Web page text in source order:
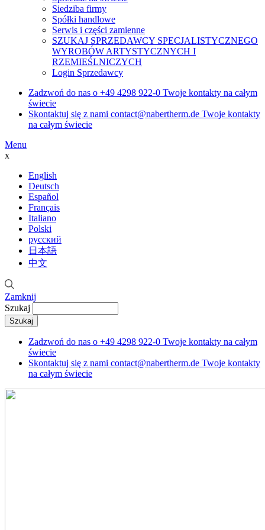
Siedziba firmy
Spółki handlowe
Serwis i części zamienne
SZUKAJ SPRZEDAWCY SPECJALISTYCZNEGO
WYROBÓW ARTYSTYCZNYCH I
RZEMIEŚLNICZYCH
Login Sprzedawcy
Zadzwoń do nas o +49 4298 922-0 Twoje kontakty na całym
świecie
Skontaktuj się z nami contact@nabertherm.de Twoje kontakty
na całym świecie
Menu
x
English
Deutsch
Español
Français
Italiano
Polski
русский
日本語
中文
Zamknij
Szukaj
Zadzwoń do nas o +49 4298 922-0 Twoje kontakty na całym
świecie
Skontaktuj się z nami contact@nabertherm.de Twoje kontakty
na całym świecie